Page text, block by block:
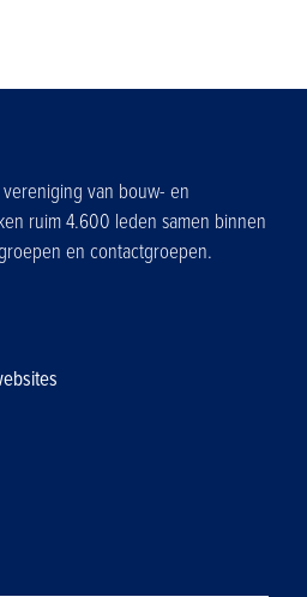
van bouw- en
ruim 4.600 leden samen binnen
en contactgroepen.